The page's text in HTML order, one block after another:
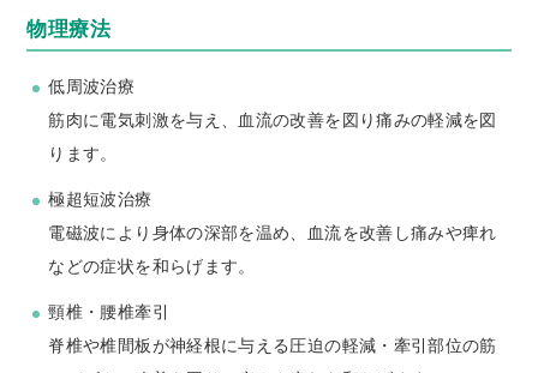
物理療法
低周波治療
筋肉に電気刺激を与え、血流の改善を図り痛みの軽減を図
ります。
極超短波治療
電磁波により身体の深部を温め、血流を改善し痛みや痺れ
などの症状を和らげます。
頸椎・腰椎牽引
脊椎や椎間板が神経根に与える圧迫の軽減・牽引部位の筋